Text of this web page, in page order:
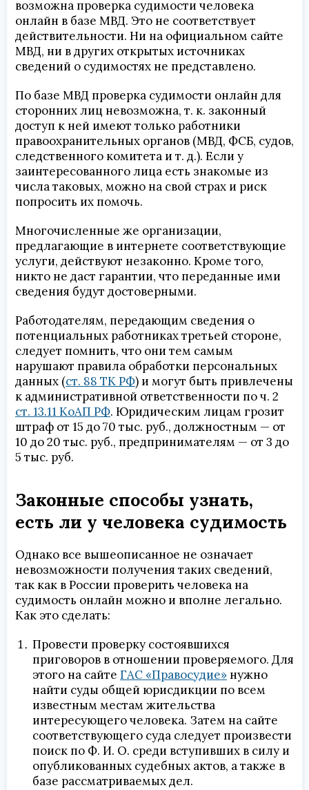
возможна проверка судимости человека
онлайн в базе МВД. Это не соответствует
действительности. Ни на официальном сайте
МВД, ни в других открытых источниках
сведений о судимостях не представлено.
По базе МВД проверка судимости онлайн для
сторонних лиц невозможна, т. к. законный
доступ к ней имеют только работники
правоохранительных органов (МВД, ФСБ, судов,
следственного комитета и т. д.). Если у
заинтересованного лица есть знакомые из
числа таковых, можно на свой страх и риск
попросить их помочь.
Многочисленные же организации,
предлагающие в интернете соответствующие
услуги, действуют незаконно. Кроме того,
никто не даст гарантии, что переданные ими
сведения будут достоверными.
Работодателям, передающим сведения о
потенциальных работниках третьей стороне,
следует помнить, что они тем самым
нарушают правила обработки персональных
данных (ст. 88 ТК РФ) и могут быть привлечены
к административной ответственности по ч. 2
ст. 13.11 КоАП РФ. Юридическим лицам грозит
штраф от 15 до 70 тыс. руб., должностным — от
10 до 20 тыс. руб., предпринимателям — от 3 до
5 тыс. руб.
Законные способы узнать,
есть ли у человека судимость
Однако все вышеописанное не означает
невозможности получения таких сведений,
так как в России проверить человека на
судимость онлайн можно и вполне легально.
Как это сделать:
Провести проверку состоявшихся
приговоров в отношении проверяемого. Для
этого на сайте ГАС «Правосудие» нужно
найти суды общей юрисдикции по всем
известным местам жительства
интересующего человека. Затем на сайте
соответствующего суда следует произвести
поиск по Ф. И. О. среди вступивших в силу и
опубликованных судебных актов, а также в
базе рассматриваемых дел.